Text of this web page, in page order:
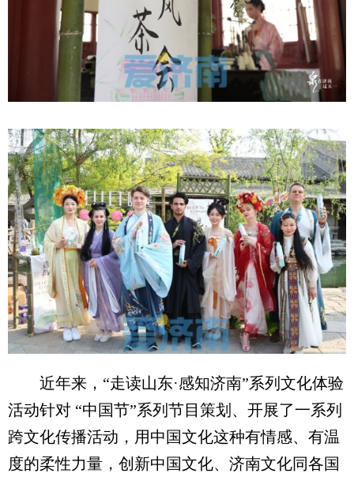
近年来，“走读山东·感知济南”系列文化体验
活动针对 “中国节”系列节目策划、开展了一系列
跨文化传播活动，用中国文化这种有情感、有温
度的柔性力量，创新中国文化、济南文化同各国